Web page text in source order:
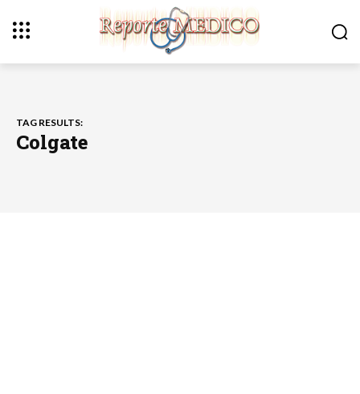
TAG RESULTS:
Colgate